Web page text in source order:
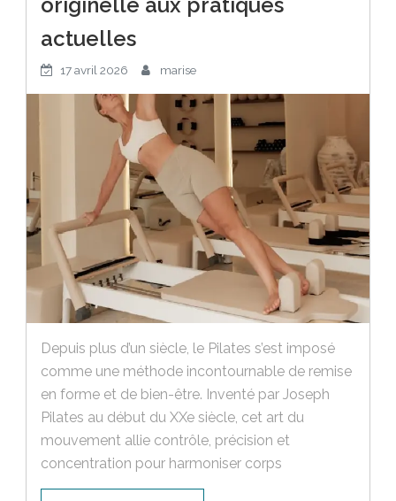
actuelles
17 avril 2026 marise
Depuis plus d’un siècle, le Pilates s’est imposé
comme une méthode incontournable de remise
en forme et de bien-être. Inventé par Joseph
Pilates au début du XXe siècle, cet art du
mouvement allie contrôle, précision et
concentration pour harmoniser corps